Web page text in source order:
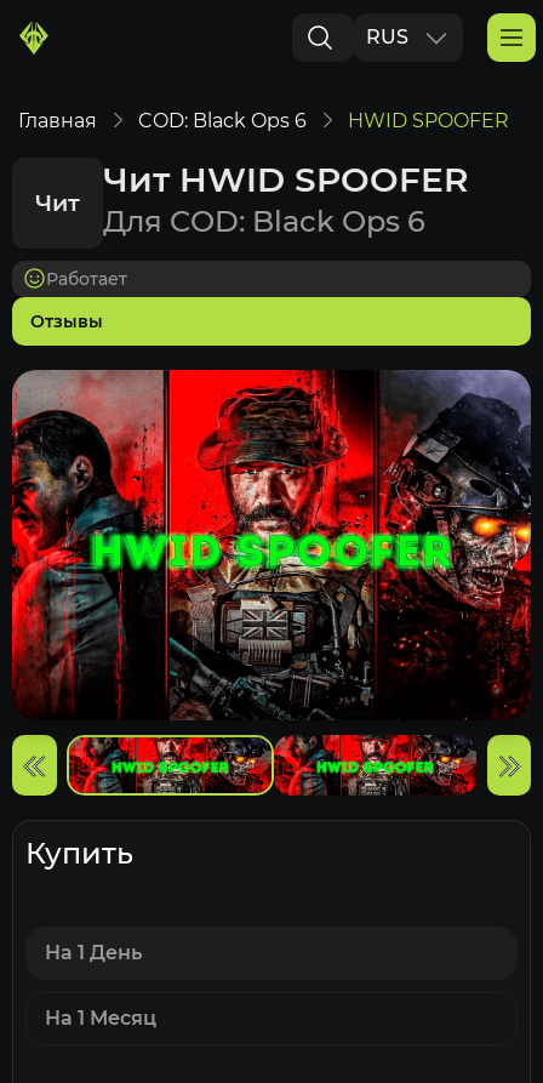
RUS
Главная COD: Black Ops 6 HWID SPOOFER
Чит
Чит HWID SPOOFER
Для COD: Black Ops 6
Отзывы
Работает
Купить
На 1 День
На 1 Месяц